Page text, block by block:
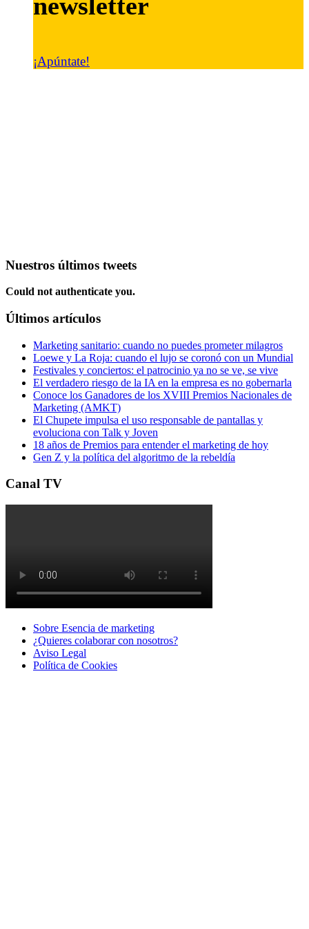
¡Apúntate!
Nuestros últimos tweets
Could not authenticate you.
Últimos artículos
Marketing sanitario: cuando no puedes prometer milagros
Loewe y La Roja: cuando el lujo se coronó con un Mundial
Festivales y conciertos: el patrocinio ya no se ve, se vive
El verdadero riesgo de la IA en la empresa es no gobernarla
Conoce los Ganadores de los XVIII Premios Nacionales de
Marketing (AMKT)
El Chupete impulsa el uso responsable de pantallas y
evoluciona con Talk y Joven
18 años de Premios para entender el marketing de hoy
Gen Z y la política del algoritmo de la rebeldía
Canal TV
Sobre Esencia de marketing
¿Quieres colaborar con nosotros?
Aviso Legal
Polí­tica de Cookies